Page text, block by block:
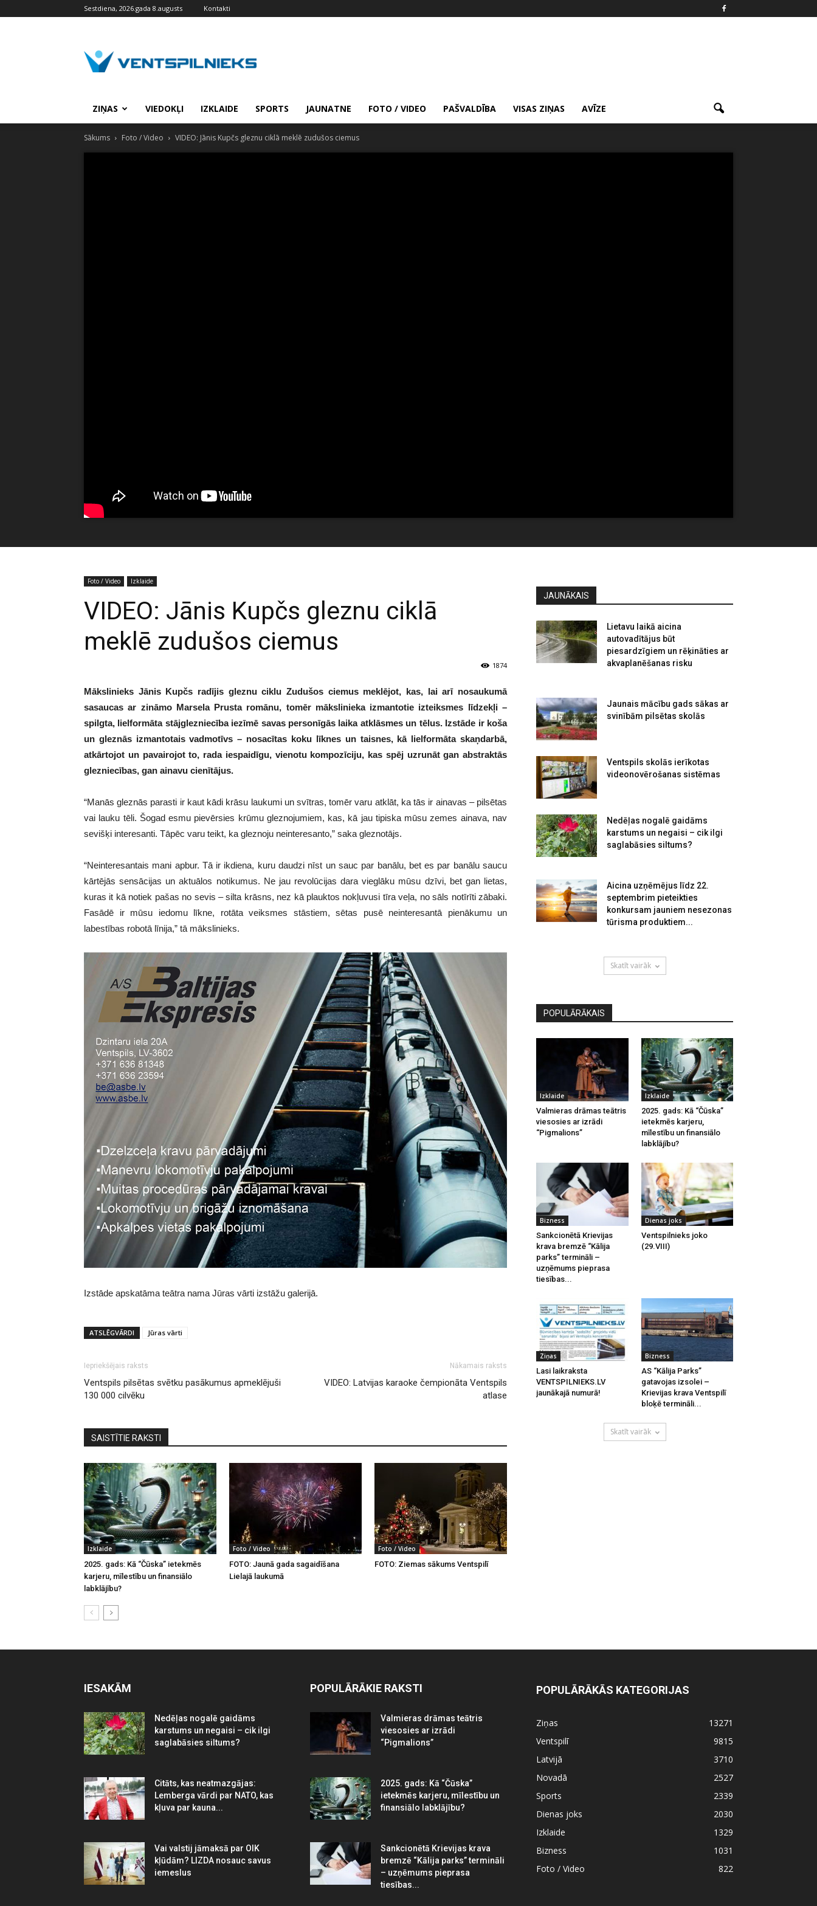
Sestdiena, 2026.gada 8.augusts Kontakti
ZIŅAS VIEDOKĻI IZKLAIDE SPORTS JAUNATNE FOTO / VIDEO PAŠVALDĪBA VISAS ZIŅAS AVĪZE
Sākums Foto / Video VIDEO: Jānis Kupčs gleznu ciklā meklē zudušos ciemus
Foto / Video Izklaide
VIDEO: Jānis Kupčs gleznu ciklā
meklē zudušos ciemus
1874
Mākslinieks Jānis Kupčs radījis gleznu ciklu Zudušos ciemus meklējot, kas, lai arī nosaukumā
sasaucas ar zināmo Marsela Prusta romānu, tomēr mākslinieka izmantotie izteiksmes līdzekļi –
spilgta, lielformāta stājglezniecība iezīmē savas personīgās laika atklāsmes un tēlus. Izstāde ir koša
un gleznās izmantotais vadmotīvs – nosacītas koku līknes un taisnes, kā lielformāta skaņdarbā,
atkārtojot un pavairojot to, rada iespaidīgu, vienotu kompozīciju, kas spēj uzrunāt gan abstraktās
glezniecības, gan ainavu cienītājus.
“Manās gleznās parasti ir kaut kādi krāsu laukumi un svītras, tomēr varu atklāt, ka tās ir ainavas – pilsētas
vai lauku tēli. Šogad esmu pievērsies krūmu gleznojumiem, kas, kā jau tipiska mūsu zemes ainava, nav
sevišķi interesanti. Tāpēc varu teikt, ka gleznoju neinteresanto,” saka gleznotājs.
“Neinteresantais mani apbur. Tā ir ikdiena, kuru daudzi nīst un sauc par banālu, bet es par banālu saucu
kārtējās sensācijas un aktuālos notikumus. Ne jau revolūcijas dara vieglāku mūsu dzīvi, bet gan lietas,
kuras it kā notiek pašas no sevis – silta krāsns, nez kā plauktos nokļuvusi tīra veļa, no sāls notīrīti zābaki.
Fasādē ir mūsu iedomu līkne, rotāta veiksmes stāstiem, sētas pusē neinteresantā pienākumu un
labestības robotā līnija,” tā mākslinieks.
Izstāde apskatāma teātra nama Jūras vārti izstāžu galerijā.
ATSLĒGVĀRDI Jūras vārti
Iepriekšējais raksts
Ventspils pilsētas svētku pasākumus apmeklējuši
130 000 cilvēku
Nākamais raksts
VIDEO: Latvijas karaoke čempionāta Ventspils
atlase
SAISTĪTIE RAKSTI
Izklaide
2025. gads: Kā “Čūska” ietekmēs
karjeru, mīlestību un finansiālo
labklājību?
Foto / Video
FOTO: Jaunā gada sagaidīšana
Lielajā laukumā
Foto / Video
FOTO: Ziemas sākums Ventspilī
JAUNĀKAIS
Lietavu laikā aicina
autovadītājus būt
piesardzīgiem un rēķināties ar
akvaplanēšanas risku
Jaunais mācību gads sākas ar
svinībām pilsētas skolās
Ventspils skolās ierīkotas
videonovērošanas sistēmas
Nedēļas nogalē gaidāms
karstums un negaisi – cik ilgi
saglabāsies siltums?
Aicina uzņēmējus līdz 22.
septembrim pieteikties
konkursam jauniem nesezonas
tūrisma produktiem...
Skatīt vairāk
POPULĀRĀKAIS
Izklaide
Valmieras drāmas teātris
viesosies ar izrādi
“Pigmalions”
Izklaide
2025. gads: Kā “Čūska”
ietekmēs karjeru,
mīlestību un finansiālo
labklājību?
Bizness
Sankcionētā Krievijas
krava bremzē “Kālija
parks” termināli –
uzņēmums pieprasa
tiesības...
Dienas joks
Ventspilnieks joko
(29.VIII)
Ziņas
Lasi laikraksta
VENTSPILNIEKS.LV
jaunākajā numurā!
Bizness
AS “Kālija Parks”
gatavojas izsolei –
Krievijas krava Ventspilī
bloķē termināli...
Skatīt vairāk
IESAKĀM
Nedēļas nogalē gaidāms
karstums un negaisi – cik ilgi
saglabāsies siltums?
Citāts, kas neatmazgājas:
Lemberga vārdi par NATO, kas
kļuva par kauna...
Vai valstij jāmaksā par OIK
kļūdām? LIZDA nosauc savus
iemeslus
POPULĀRĀKIE RAKSTI
Valmieras drāmas teātris
viesosies ar izrādi
“Pigmalions”
2025. gads: Kā “Čūska”
ietekmēs karjeru, mīlestību un
finansiālo labklājību?
Sankcionētā Krievijas krava
bremzē “Kālija parks” termināli
– uzņēmums pieprasa
tiesības...
POPULĀRĀKĀS KATEGORIJAS
Ziņas
13271
Ventspilī
9815
Latvijā
3710
Novadā
2527
Sports
2339
Dienas joks
2030
Izklaide
1329
Bizness
1031
Foto / Video
822